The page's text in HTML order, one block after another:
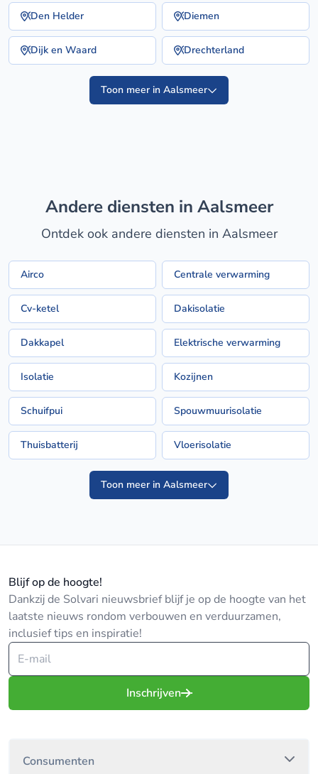
Den Helder Diemen
Dijk en Waard Drechterland
Toon meer in Aalsmeer
Andere diensten in Aalsmeer
Ontdek ook andere diensten in Aalsmeer
Airco Centrale verwarming
Cv-ketel Dakisolatie
Dakkapel Elektrische verwarming
Isolatie Kozijnen
Schuifpui Spouwmuurisolatie
Thuisbatterij Vloerisolatie
Toon meer in Aalsmeer
Blijf op de hoogte!
Dankzij de Solvari nieuwsbrief blijf je op de hoogte van het
laatste nieuws rondom verbouwen en verduurzamen,
inclusief tips en inspiratie!
Inschrijven
Consumenten